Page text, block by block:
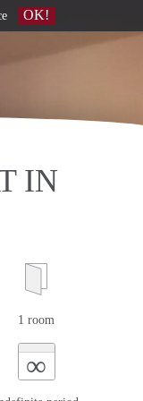
IN
1 room
∞
OK!